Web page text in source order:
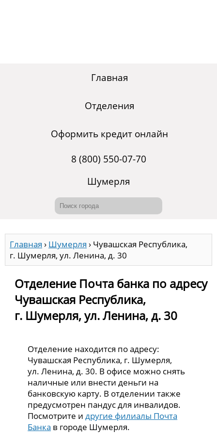
Главная
Отделения
Оформить кредит онлайн
8 (800) 550-07-70
Шумерля
Главная › Шумерля › Чувашская Республика,
г. Шумерля, ул. Ленина, д. 30
Отделение Почта банка по адресу
Чувашская Республика,
г. Шумерля, ул. Ленина, д. 30
Отделение находится по адресу:
Чувашская Республика, г. Шумерля,
ул. Ленина, д. 30. В офисе можно снять
наличные или внести деньги на
банковскую карту. В отделении также
предусмотрен пандус для инвалидов.
Посмотрите идругие филиалы Почта
Банка в городе Шумерля.